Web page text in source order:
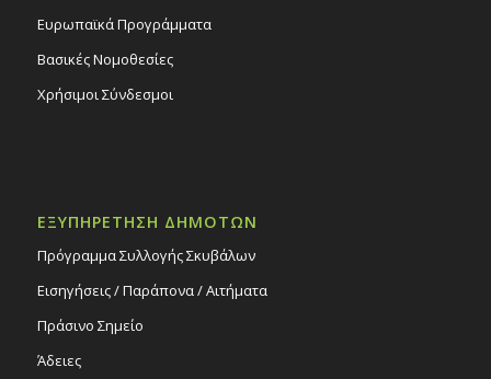
Ευρωπαϊκά Προγράμματα
Βασικές Νομοθεσίες
Χρήσιμοι Σύνδεσμοι
ΕΞΥΠΗΡΕΤΗΣΗ ΔΗΜΟΤΩΝ
Πρόγραμμα Συλλογής Σκυβάλων
Εισηγήσεις / Παράπονα / Αιτήματα
Πράσινο Σημείο
Άδειες